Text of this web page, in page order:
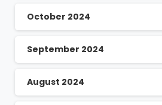
October 2024
September 2024
August 2024